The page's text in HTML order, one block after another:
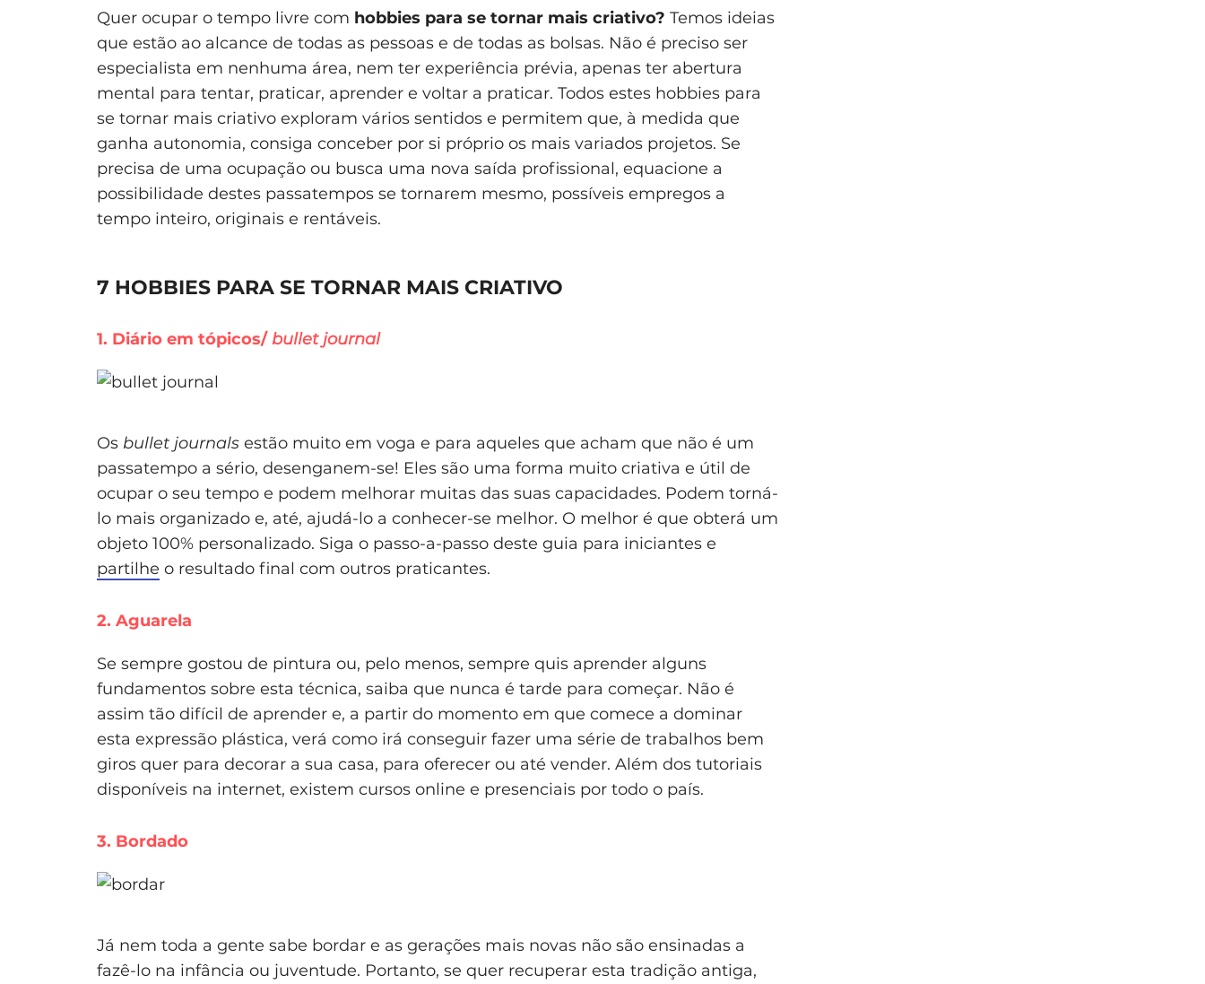
Quer ocupar o tempo livre com hobbies para se tornar mais criativo? Temos ideias
que estão ao alcance de todas as pessoas e de todas as bolsas. Não é preciso ser
especialista em nenhuma área, nem ter experiência prévia, apenas ter abertura
mental para tentar, praticar, aprender e voltar a praticar. Todos estes hobbies para
se tornar mais criativo exploram vários sentidos e permitem que, à medida que
ganha autonomia, consiga conceber por si próprio os mais variados projetos. Se
precisa de uma ocupação ou busca uma nova saída profissional, equacione a
possibilidade destes passatempos se tornarem mesmo, possíveis empregos a
tempo inteiro, originais e rentáveis.
7 HOBBIES PARA SE TORNAR MAIS CRIATIVO
1. Diário em tópicos/bullet journal
Os bullet journals estão muito em voga e para aqueles que acham que não é um
passatempo a sério, desenganem-se! Eles são uma forma muito criativa e útil de
ocupar o seu tempo e podem melhorar muitas das suas capacidades. Podem torná-
lo mais organizado e, até, ajudá-lo a conhecer-se melhor. O melhor é que obterá um
objeto 100% personalizado. Siga o passo-a-passo deste guia para iniciantes e
partilhe o resultado final com outros praticantes.
2. Aguarela
Se sempre gostou de pintura ou, pelo menos, sempre quis aprender alguns
fundamentos sobre esta técnica, saiba que nunca é tarde para começar. Não é
assim tão difícil de aprender e, a partir do momento em que comece a dominar
esta expressão plástica, verá como irá conseguir fazer uma série de trabalhos bem
giros quer para decorar a sua casa, para oferecer ou até vender. Além dos tutoriais
disponíveis na internet, existem cursos online e presenciais por todo o país.
3. Bordado
Já nem toda a gente sabe bordar e as gerações mais novas não são ensinadas a
fazê-lo na infância ou juventude. Portanto, se quer recuperar esta tradição antiga,